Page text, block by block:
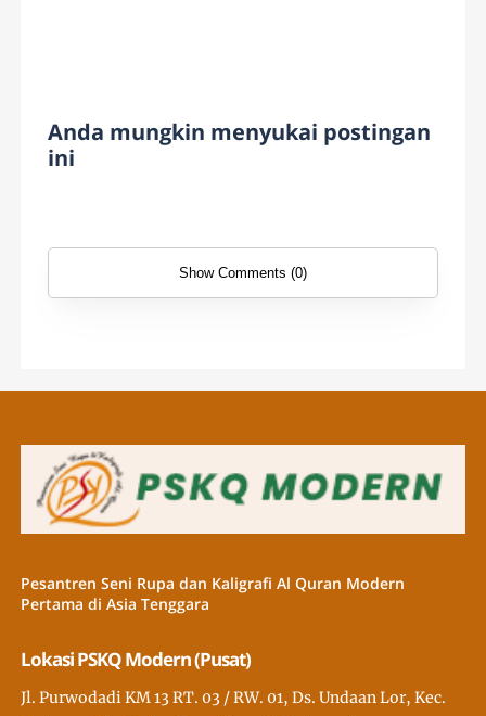
Anda mungkin menyukai postingan
ini
Show Comments (0)
Pesantren Seni Rupa dan Kaligrafi Al Quran Modern
Pertama di Asia Tenggara
Lokasi PSKQ Modern (Pusat)
Jl. Purwodadi KM 13 RT. 03 / RW. 01, Ds. Undaan Lor, Kec.